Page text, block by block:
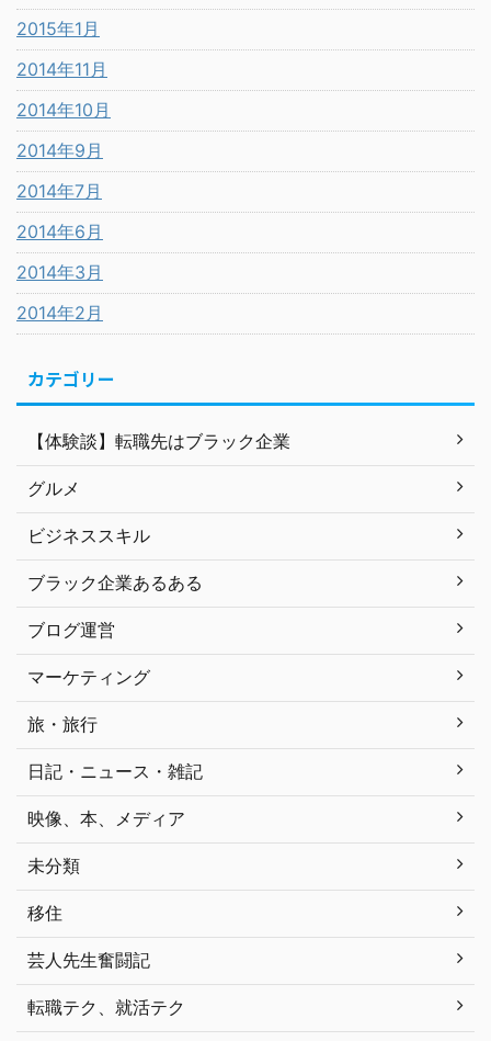
2015年1月
2014年11月
2014年10月
2014年9月
2014年7月
2014年6月
2014年3月
2014年2月
カテゴリー
【体験談】転職先はブラック企業
グルメ
ビジネススキル
ブラック企業あるある
ブログ運営
マーケティング
旅・旅行
日記・ニュース・雑記
映像、本、メディア
未分類
移住
芸人先生奮闘記
転職テク、就活テク